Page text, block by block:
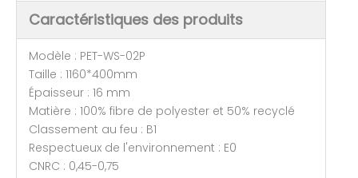
Caractéristiques des produits
Modèle : PET-WS-02P
Taille : 1160*400mm
Épaisseur : 16 mm
Matière : 100% fibre de polyester et 50% recyclé
Classement au feu : B1
Respectueux de l'environnement : E0
CNRC : 0,45-0,75